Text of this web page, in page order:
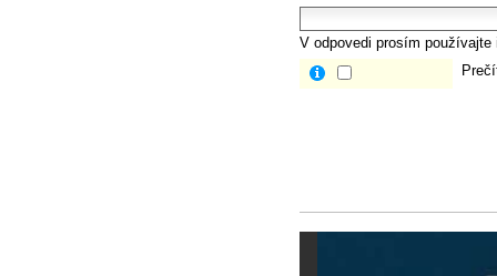
V odpovedi prosím